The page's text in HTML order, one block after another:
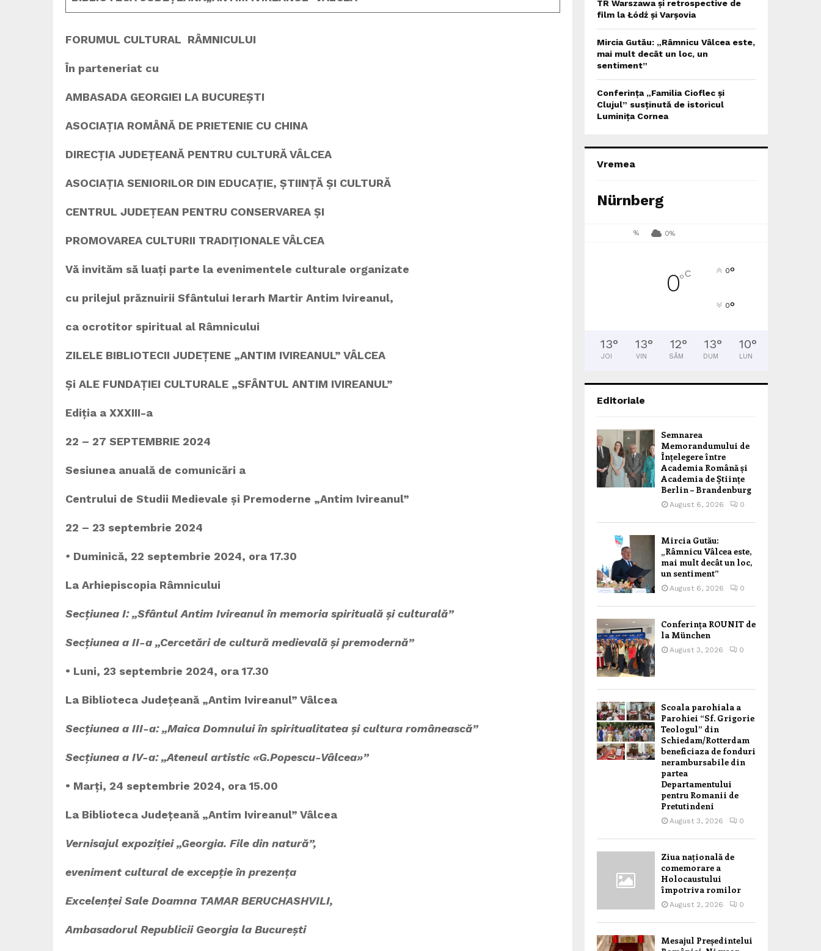
FORUMUL CULTURAL RÂMNICULUI
În parteneriat cu
AMBASADA GEORGIEI LA BUCUREȘTI
ASOCIAȚIA ROMÂNĂ DE PRIETENIE CU CHINA
DIRECȚIA JUDEȚEANĂ PENTRU CULTURĂ VÂLCEA
ASOCIAȚIA SENIORILOR DIN EDUCAȚIE, ȘTIINȚĂ ȘI CULTURĂ
CENTRUL JUDEȚEAN PENTRU CONSERVAREA ȘI
PROMOVAREA CULTURII TRADIȚIONALE VÂLCEA
Văinvităm săluați parte la evenimentele culturale organizate
cu prilejul prăznuirii Sfântului Ierarh Martir Antim Ivireanul,
ca ocrotitor spiritual al Râmnicului
ZILELE BIBLIOTECII JUDEȚENE „ANTIM IVIREANUL” VÂLCEA
Și ALE FUNDAȚIEI CULTURALE „SFÂNTUL ANTIM IVIREANUL”
Ediția a XXXIII-a
22 – 27 SEPTEMBRIE 2024
Sesiunea anuală de comunicări a
Centrului de Studii Medievale și Premoderne „Antim Ivireanul”
22 – 23 septembrie 2024
• Duminică, 22 septembrie 2024, ora 17.30
La Arhiepiscopia Râmnicului
Secțiunea I:„Sfântul Antim Ivireanul în memoria spirituală și culturală”
Secțiunea a II-a „Cercetări de cultură medievală și premodernă”
• Luni, 23 septembrie 2024, ora 17.30
La Biblioteca Județeană „Antim Ivireanul” Vâlcea
Secțiunea a III-a: „Maica Domnului în spiritualitatea și cultura românească”
Secțiunea a IV-a: „Ateneul artistic «G.Popescu-Vâlcea»”
• Marți, 24 septembrie 2024, ora 15.00
La Biblioteca Județeană „Antim Ivireanul” Vâlcea
Vernisajul expoziției „Georgia. File din natură”,
eveniment cultural de excepție în prezența
Excelenței Sale Doamna TAMAR BERUCHASHVILI,
Ambasadorul Republicii Georgia la București
TR Warszawa și retrospective de
film la Łódź și Varșovia
Mircia Gutău: „Râmnicu Vâlcea este,
mai mult decât un loc, un
sentiment”
Conferința „Familia Cioflec și
Clujul” susținută de istoricul
Luminița Cornea
Vremea
Nürnberg
% 0%
0°C 0°
0°
13°
JOI
13°
VIN
12°
SÂM
13°
DUM
10°
LUN
Editoriale
Semnarea
Memorandumului de
Înțelegere între
Academia Română și
Academia de Științe
Berlin – Brandenburg
August 6, 2026 0
Mircia Gutău:
„Râmnicu Vâlcea este,
mai mult decât un loc,
un sentiment”
August 6, 2026 0
Conferința ROUNIT de
la München
August 3, 2026 0
Scoala parohiala a
Parohiei “Sf. Grigorie
Teologul” din
Schiedam/Rotterdam
beneficiaza de fonduri
nerambursabile din
partea
Departamentului
pentru Romanii de
Pretutindeni
August 3, 2026 0
Ziua națională de
comemorare a
Holocaustului
împotriva romilor
August 2, 2026 0
Mesajul Președintelui